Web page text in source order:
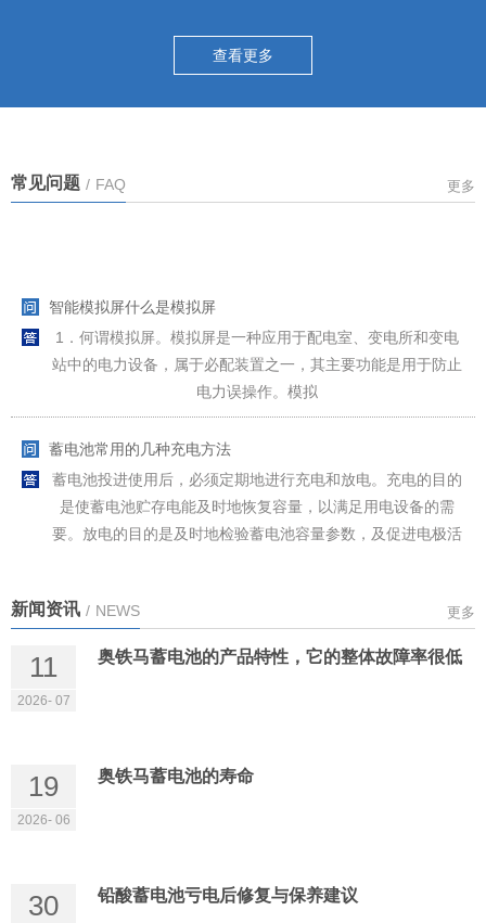
查看更多
更多
常见问题 / FAQ
智能模拟屏什么是模拟屏
1．何谓模拟屏。模拟屏是一种应用于配电室、变电所和变电
站中的电力设备，属于必配装置之一，其主要功能是用于防止
电力误操作。模拟
蓄电池常用的几种充电方法
蓄电池投进使用后，必须定期地进行充电和放电。充电的目的
是使蓄电池贮存电能及时地恢复容量，以满足用电设备的需
要。放电的目的是及时地检验蓄电池容量参数，及促进电极活
多，选择科学公道的充电方法将会大大进步蓄电池的维护效更多
新闻资讯 / NEWS
11
2026- 07
奥铁马蓄电池的产品特性，它的‌整体故障率很低‌
19
2026- 06
奥铁马蓄电池的寿命
30 铅酸蓄电池亏电后修复与保养建议